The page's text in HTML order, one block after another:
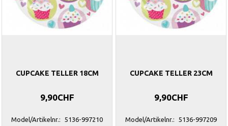
CUPCAKE TELLER 18CM
9,90CHF
Model/Artikelnr.: 5136-997210
CUPCAKE TELLER 23CM
9,90CHF
Model/Artikelnr.: 5136-997209